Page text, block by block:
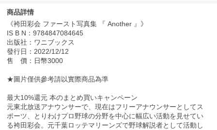
商品詳情
《袴田彩会 ファースト写真集 『 Another 』》
IS B N：9784847084645
出版社：ワニブックス
發行日：2022/12/12
售 價：日幣3000
★圖片僅供參考請以實際商品為準
最大10%還元 本のまとめ買いキャンペーン
元東北放送アナウンサーで、現在はフリーアナウンサーとしてス
ポーツ、とりわけプロ野球の分野を中心に幅広い活動を見せてい
る袴田彩会。元千葉ロッテマリーンズで野球解説者として活動し